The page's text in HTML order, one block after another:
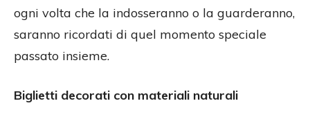
ogni volta che la indosseranno o la guarderanno,
saranno ricordati di quel momento speciale
passato insieme.
Biglietti decorati con materiali naturali